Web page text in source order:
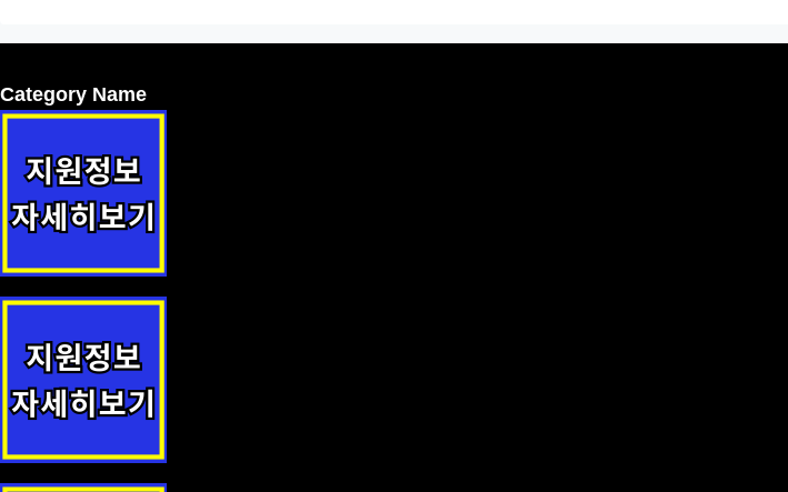
Category Name